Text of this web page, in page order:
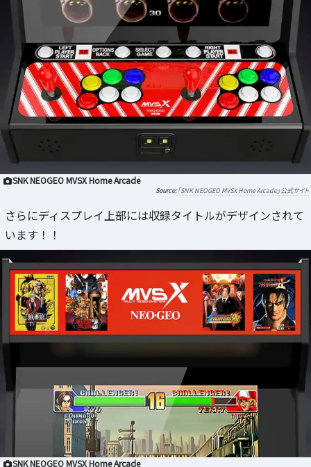
SNK NEOGEO MVSX Home Arcade
「SNK NEOGEO MVSX Home Arcade」公式サイト
さらにディスプレイ上部には収録タイトルがデザインされて
います！！
SNK NEOGEO MVSX Home Arcade